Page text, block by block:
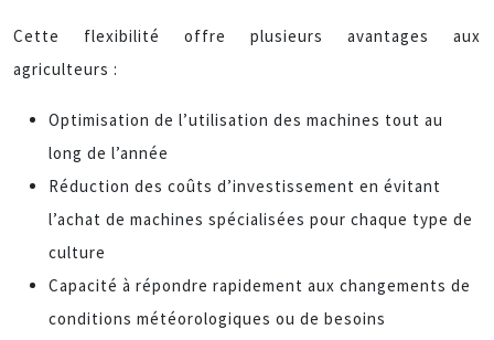
Cette flexibilité offre plusieurs avantages aux
agriculteurs :
Optimisation de l’utilisation des machines tout au
long de l’année
Réduction des coûts d’investissement en évitant
l’achat de machines spécialisées pour chaque type de
culture
Capacité à répondre rapidement aux changements de
conditions météorologiques ou de besoins